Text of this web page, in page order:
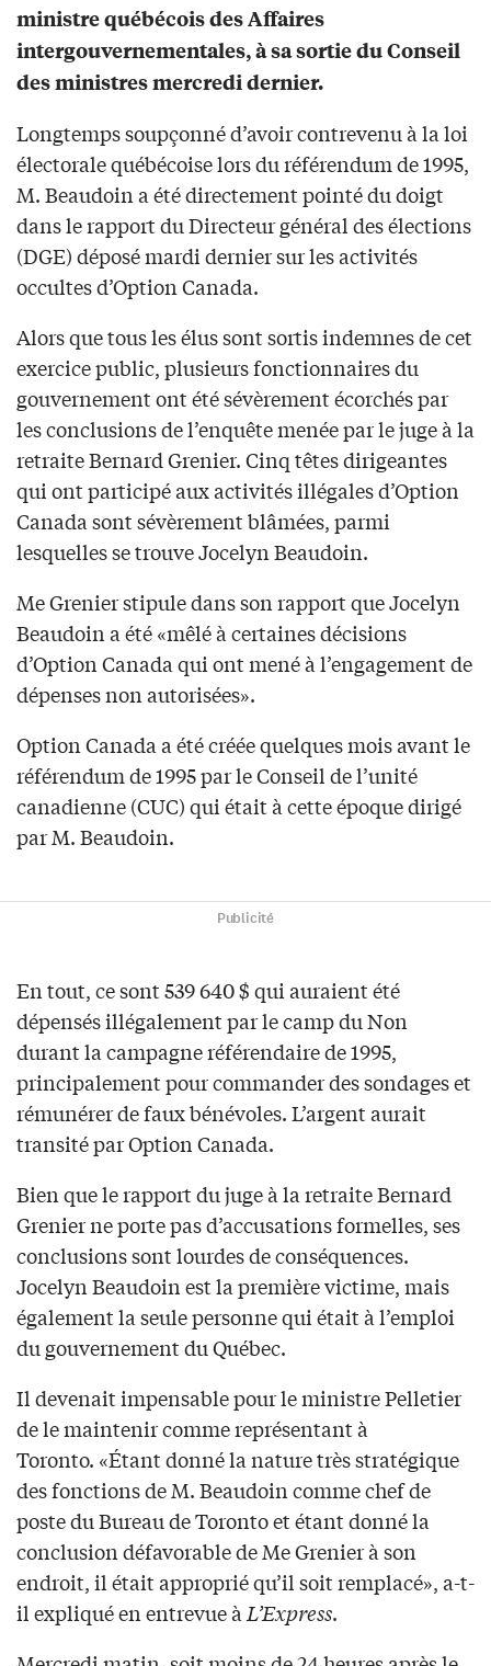
ministre québécois des Affaires
intergouvernementales, à sa sortie du Conseil
des ministres mercredi dernier.
Longtemps soupçonné d’avoir contrevenu à la loi
électorale québécoise lors du référendum de 1995,
M. Beaudoin a été directement pointé du doigt
dans le rapport du Directeur général des élections
(DGE) déposé mardi dernier sur les activités
occultes d’Option Canada.
Alors que tous les élus sont sortis indemnes de cet
exercice public, plusieurs fonctionnaires du
gouvernement ont été sévèrement écorchés par
les conclusions de l’enquête menée par le juge à la
retraite Bernard Grenier. Cinq têtes dirigeantes
qui ont participé aux activités illégales d’Option
Canada sont sévèrement blâmées, parmi
lesquelles se trouve Jocelyn Beaudoin.
Me Grenier stipule dans son rapport que Jocelyn
Beaudoin a été «mêlé à certaines décisions
d’Option Canada qui ont mené à l’engagement de
dépenses non autorisées».
Option Canada a été créée quelques mois avant le
référendum de 1995 par le Conseil de l’unité
canadienne (CUC) qui était à cette époque dirigé
par M. Beaudoin.
Publicité
En tout, ce sont 539 640 $ qui auraient été
dépensés illégalement par le camp du Non
durant la campagne référendaire de 1995,
principalement pour commander des sondages et
rémunérer de faux bénévoles. L’argent aurait
transité par Option Canada.
Bien que le rapport du juge à la retraite Bernard
Grenier ne porte pas d’accusations formelles, ses
conclusions sont lourdes de conséquences.
Jocelyn Beaudoin est la première victime, mais
également la seule personne qui était à l’emploi
du gouvernement du Québec.
Il devenait impensable pour le ministre Pelletier
de le maintenir comme représentant à
Toronto. «Étant donné la nature très stratégique
des fonctions de M. Beaudoin comme chef de
poste du Bureau de Toronto et étant donné la
conclusion défavorable de Me Grenier à son
endroit, il était approprié qu’il soit remplacé», a-t-
il expliqué en entrevue àL’Express.